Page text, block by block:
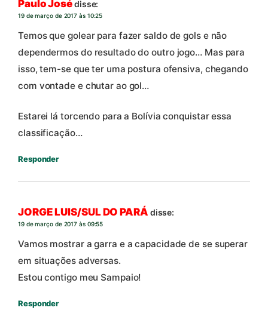
Paulo Josédisse:
19 de março de 2017 às 10:25
Temos que golear para fazer saldo de gols e não
dependermos do resultado do outro jogo… Mas para
isso, tem-se que ter uma postura ofensiva, chegando
com vontade e chutar ao gol…
Estarei lá torcendo para a Bolívia conquistar essa
classificação…
Responder
JORGE LUIS/SUL DO PARÁ disse:
19 de março de 2017 às 09:55
Vamos mostrar a garra e a capacidade de se superar
em situações adversas.
Estou contigo meu Sampaio!
Responder